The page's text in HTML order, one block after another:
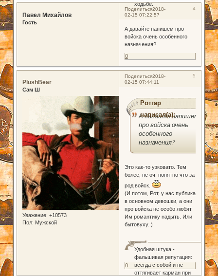
ходьбе.
Поделиться 4
2018-
02-15 07:22:57
Павел Михайлов
Гость
А давайте напишем про
войска очень особенного
назначения?
0
Поделиться 5
2018-
02-15 07:44:11
PlushBear
Сам Ш
Уважение: +10573
Пол: Мужской
Ротгар
написал(а):
А давайте напишем
про войска очень
особенного
назначения?
Это как-то узковато. Тем
более, не оч. понятно что за
род войск.
(И потом, Рот, у нас публика
в основном девошки, а они
про войска не особо любят.
Им романтику надыть. Или
бытовуху. )
Удобная штука -
фальшивая репутация:
всегда с собой и не
оттягивает карман при
0